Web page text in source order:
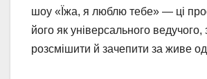
шоу «Їжа, я люблю тебе» — ці
його як універсального ведучого,
розсмішити й зачепити за живе